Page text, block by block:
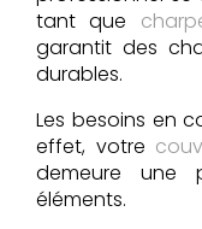
tant que
garantit des
durables.
Les besoins en
effet, votre
demeure une
éléments.